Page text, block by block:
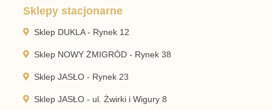
Sklepy stacjonarne
Sklep DUKLA - Rynek 12
Sklep NOWY ŻMIGRÓD - Rynek 38
Sklep JASŁO - Rynek 23
Sklep JASŁO - ul. Żwirki i Wigury 8